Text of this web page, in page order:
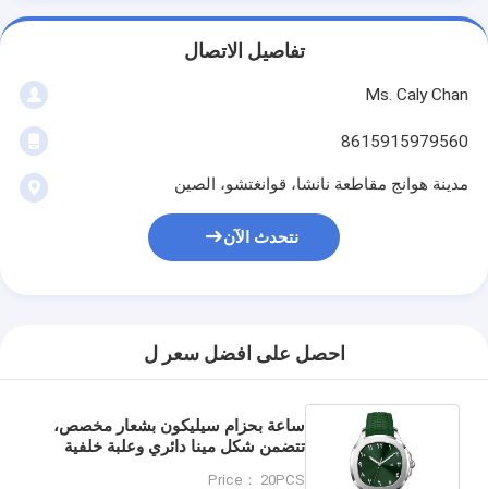
تفاصيل الاتصال
Ms. Caly Chan
8615915979560
مدينة هوانج مقاطعة نانشا، قوانغتشو، الصين
نتحدث الآن
احصل على افضل سعر ل
ساعة بحزام سيليكون بشعار مخصص،
تتضمن شكل مينا دائري وعلبة خلفية
Price： 20PCS